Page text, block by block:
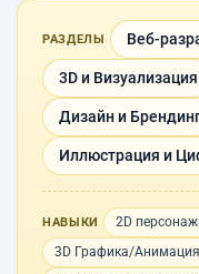
РАЗДЕЛЫ Веб-
3D и Визуализация
Дизайн и
Иллюстрация и
НАВЫКИ 2D
3D Графика/Анимация